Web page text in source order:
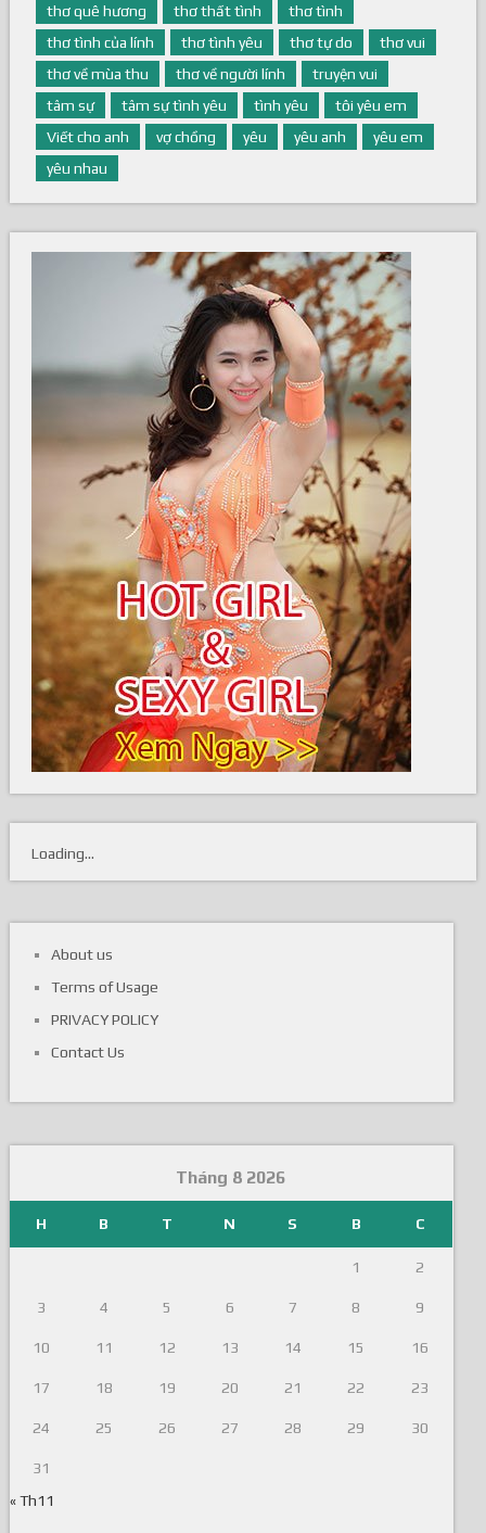
thơ quê hương
thơ thất tình
thơ tình
thơ tình của lính
thơ tình yêu thơ tự do
thơ vui
thơ về mùa thu
thơ về người lính
truyện vui
tâm sự
tâm sự tình yêu tình yêu
tôi yêu em
Viết cho anh
vợ chồng yêu yêu anh
yêu em
yêu nhau
Loading...
About us
Terms of Usage
PRIVACY POLICY
Contact Us
Tháng 8 2026
H B T N S B C
1 2
3 4 5 6 7 8 9
10 11 12 13 14 15 16
17 18 19 20 21 22 23
24 25 26 27 28 29 30
31
« Th11